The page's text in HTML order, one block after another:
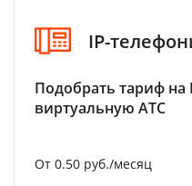
IP-
Подобрать тариф
виртуальную АТС
От 0.50 руб./месяц